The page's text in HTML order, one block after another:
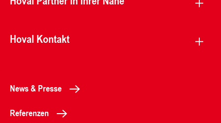
Hoval Kontakt
News & Presse
Referenzen